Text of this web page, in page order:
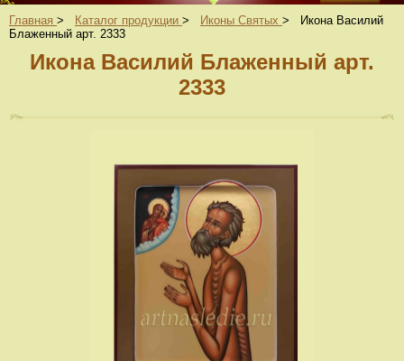
Главная > Каталог продукции > Иконы Святых >
Икона Василий
Блаженный арт. 2333
Икона Василий Блаженный арт.
2333